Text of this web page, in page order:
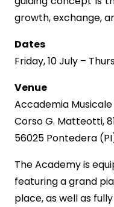
growth, exchange,
Dates
Friday, 10 July –
Venue
Accademia
Corso G. Matteotti,
56025 Pontedera
The Academy is
featuring a grand
place, as well as